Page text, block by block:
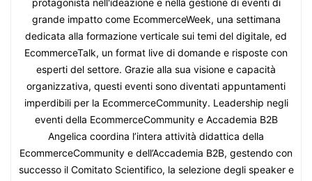
protagonista nell'ideazione e nella gestione di eventi di
grande impatto come EcommerceWeek, una settimana
dedicata alla formazione verticale sui temi del digitale, ed
EcommerceTalk, un format live di domande e risposte con
esperti del settore. Grazie alla sua visione e capacità
organizzativa, questi eventi sono diventati appuntamenti
imperdibili per la EcommerceCommunity. Leadership negli
eventi della EcommerceCommunity e Accademia B2B
Angelica coordina l’intera attività didattica della
EcommerceCommunity e dell’Accademia B2B, gestendo con
successo il Comitato Scientifico, la selezione degli speaker e